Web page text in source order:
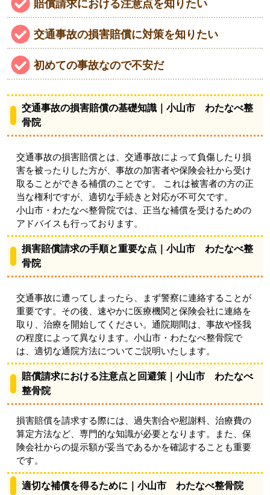
賠償請求における注意点を知りたい
交通事故の損害賠償に対策を知りたい
初めての事故なので不安だ
交通事故の損害賠償の基礎知識｜小山市 わたなべ整
骨院
交通事故の損害賠償とは、交通事故によって負傷したり損
害を被ったりした方が、事故の加害者や保険会社から受け
取ることができる補償のことです。 これは被害者の方の正
当な権利ですが、適切な手続きと対応が不可欠です。
小山市・わたなべ整骨院では、正当な補償を受けるための
アドバイスも行っております。
損害賠償請求の手順と重要な点｜小山市 わたなべ整
骨院
交通事故に遭ってしまったら、まず警察に連絡することが
重要です。その後、速やかに医療機関と保険会社に連絡を
取り、治療を開始してください。通院期間は、事故や怪我
の程度によって異なります。小山市・わたなべ整骨院で
は、適切な通院方法についてご説明いたします。
賠償請求における注意点と回避策｜小山市 わたなべ
整骨院
損害賠償を請求する際には、過失割合や慰謝料、治療費の
算定方法など、専門的な知識が必要となります。また、保
険会社からの提示額が妥当であるかを確認することも重要
です。
適切な補償を得るために｜小山市 わたなべ整骨院